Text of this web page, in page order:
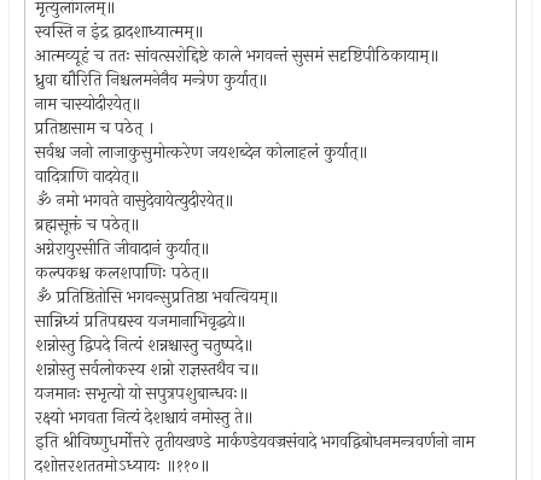
मृत्युलांगलम्॥
स्वस्ति न इंद्र द्वादशाध्यात्मम्॥
आत्मव्यूहं च ततः सांवत्सरोद्दिष्टे काले भगवन्तं सुसमं सदृष्टिपीठिकायाम्॥
ध्रुवा द्यौरिति निश्चलमनेनैव मन्त्रेण कुर्यात्॥
नाम चास्योदीरयेत्॥
प्रतिष्ठासाम च पठेत् ।
सर्वश्च जनो लाजाकुसुमोत्करेण जयशब्देन कोलाहलं कुर्यात्॥
वादित्राणि वादयेत्॥
ॐ नमो भगवते वासुदेवायेत्युदीरयेत्॥
ब्रह्मसूक्तं च पठेत्॥
अग्नेरायुरसीति जीवादानं कुर्यात्॥
कल्पकश्च कलशपाणिः पठेत्॥
ॐ प्रतिष्ठितोसि भगवन्सुप्रतिष्ठा भवत्वियम्॥
सान्निध्यं प्रतिपद्यस्व यजमानाभिवृद्धये॥
शन्नोस्तु द्विपदे नित्यं शन्नश्चास्तु चतुष्पदे॥
शन्नोस्तु सर्वलोकस्य शन्नो राज्ञस्तथैव च॥
यजमानः सभृत्यो यो सपुत्रपशुबान्धवः॥
रक्ष्यो भगवता नित्यं देशश्चायं नमोस्तु ते॥
इति श्रीविष्णुधर्मोत्तरे तृतीयखण्डे मार्कण्डेयवज्रसंवादे भगवद्विबोधनमन्त्रवर्णनो नाम
दशोत्तरशततमोऽध्यायः ॥११०॥